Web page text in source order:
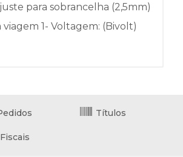
para sobrancelha (2,5mm)
viagem 1- Voltagem: (Bivolt)
Títulos